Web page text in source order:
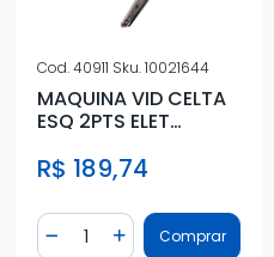
Cod.40911 Sku.10021644
MAQUINA VID CELTA
ESQ 2PTS ELET
R$ 189,74
Diminuir Quantidade
Quantidade
Adicionar Quantidade
Comprar